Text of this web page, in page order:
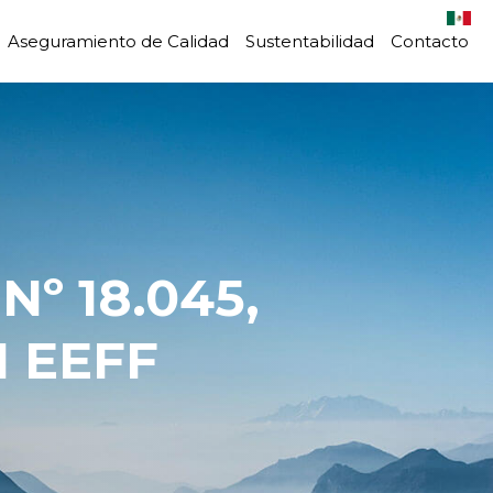
Aseguramiento de Calidad Sustentabilidad Contacto
EEFF